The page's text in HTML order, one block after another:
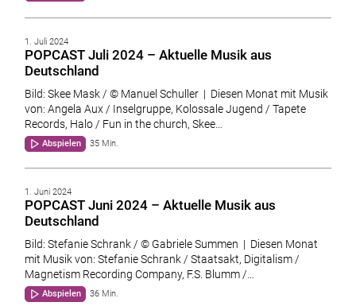
1. Juli 2024
POPCAST Juli 2024 – Aktuelle Musik aus
Deutschland
Bild: Skee Mask / © Manuel Schuller | Diesen Monat mit Musik
von: Angela Aux / Inselgruppe, Kolossale Jugend / Tapete
Records, Halo / Fun in the church, Skee…
Abspielen 35 Min.
1. Juni 2024
POPCAST Juni 2024 – Aktuelle Musik aus
Deutschland
Bild: Stefanie Schrank / © Gabriele Summen | Diesen Monat
mit Musik von: Stefanie Schrank / Staatsakt, Digitalism /
Magnetism Recording Company, F.S. Blumm /…
Abspielen 36 Min.